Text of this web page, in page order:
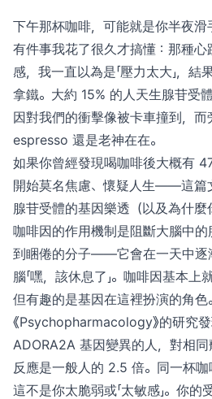
下午那杯咖啡，可能就是你半夜
有件事我花了很久才搞懂：那種
感，我一直以為是「壓力太大」，
拿鐵。大約 15% 的人天生腺苷受
因對我們的衝擊像被卡車撞到，
espresso 還是老神在在。
如果你曾經發現喝咖啡後大概有
開始莫名焦慮、懷疑人生——這篇
腺苷受體的基因樂透（以及為什麼
咖啡因的作用機制是阻斷大腦中
到睏倦的分子——它會在一天中逐
腦「嘿，該休息了」。咖啡因基本上
但有趣的是基因在這裡扮演的角
《Psychopharmacology》的研究
ADORA2A 基因變異的人，對相
反應是一般人的 2.5 倍。同一杯咖
這不是你太脆弱或「太敏感」。你的